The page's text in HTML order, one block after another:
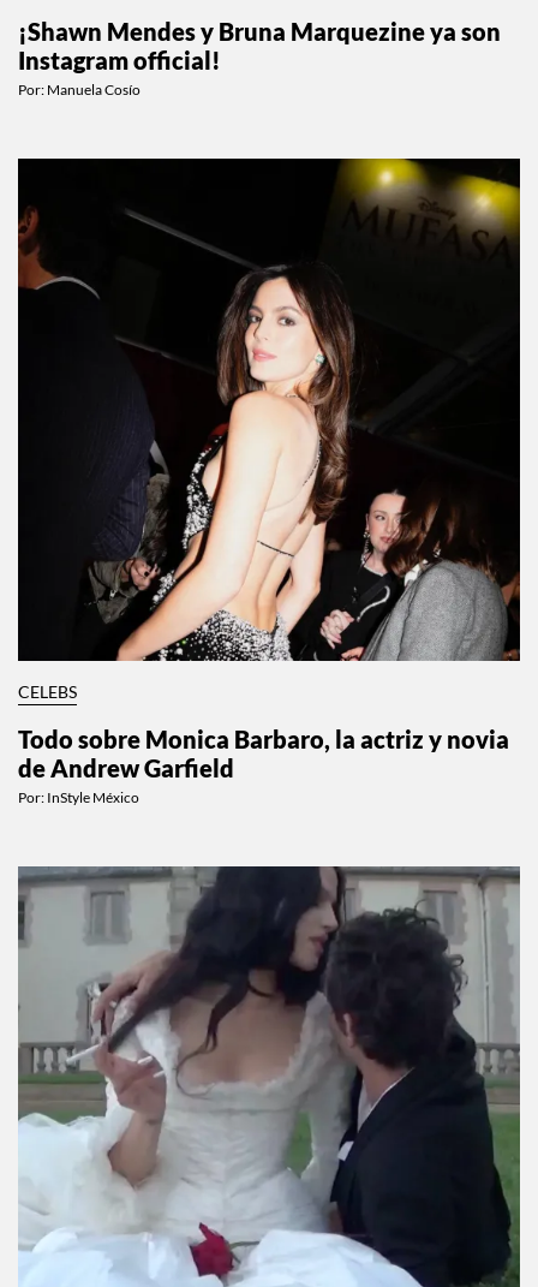
¡Shawn Mendes y Bruna Marquezine ya son
Instagram official!
Por: Manuela Cosío
CELEBS
Todo sobre Monica Barbaro, la actriz y novia
de Andrew Garfield
Por: InStyle México